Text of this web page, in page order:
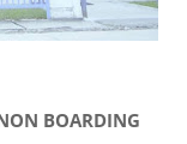
BOARDING